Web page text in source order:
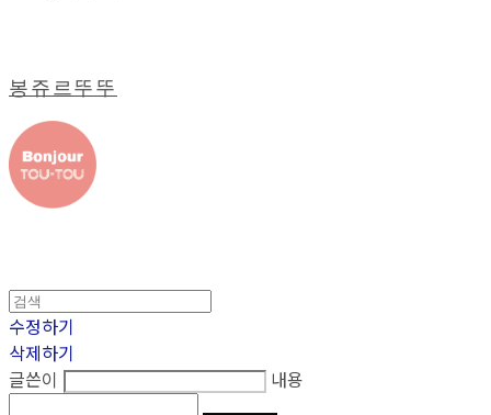
봉쥬르뚜뚜
수정하기
삭제하기
글쓴이
내용